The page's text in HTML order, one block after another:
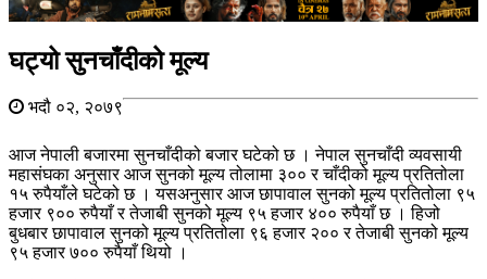
घट्यो सुनचाँदीको मूल्य
भदौ ०२, २०७९
आज नेपाली बजारमा सुनचाँदीको बजार घटेको छ । नेपाल सुनचाँदी व्यवसायी
महासंघका अनुसार आज सुनको मूल्य तोलामा ३०० र चाँदीको मूल्य प्रतितोला
१५ रुपैयाँले घटेको छ । यसअनुसार आज छापावाल सुनको मूल्य प्रतितोला ९५
हजार ९०० रुपैयाँ र तेजाबी सुनको मूल्य ९५ हजार ४०० रुपैयाँ छ । हिजो
बुधबार छापावाल सुनको मूल्य प्रतितोला ९६ हजार २०० र तेजाबी सुनको मूल्य
९५ हजार ७०० रुपैयाँ थियो ।